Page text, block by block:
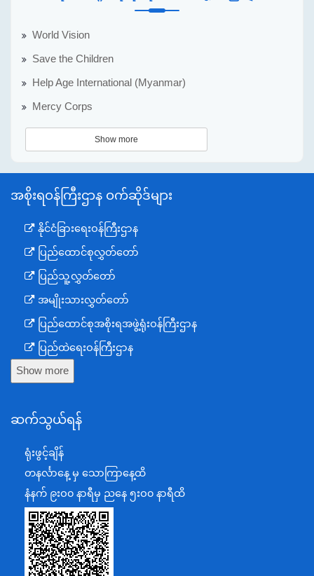
World Vision
Save the Children
Help Age International (Myanmar)
Mercy Corps
Show more
အစိုးရဝန်ကြီးဌာန ဝက်ဆိုဒ်များ
နိုင်ငံခြားရေးဝန်ကြီးဌာန
ပြည်ထောင်စုလွှတ်တော်
ပြည်သူ့လွှတ်တော်
အမျိုးသားလွှတ်တော်
ပြည်ထောင်စုအစိုးရအဖွဲ့ရုံးဝန်ကြီးဌာန
ပြည်ထဲရေးဝန်ကြီးဌာန
ကာကွယ်ရေးဝန်ကြီးဌာန
စီမံကိန်း၊ဘဏ္ဍာရေးနှင့်စက်မှုဝန်ကြီးဌာန
အပြည်ပြည်ဆိုင်ရာပူးပေါင်းဆောင်ရွက်ရေးဝန်ကြီးဌာန
ပြန်ကြားရေးဝန်ကြီးဌာန
သာသနာရေးနှင့် ယဉ်ကျေးမှုဝန်ကြီးဌာန
စိုက်ပျိုးရေး၊မွေးမြူရေးနှင့်ဆည်မြောင်းဝန်ကြီးဌာန
ပို့ဆောင်ရေးနှင့်ဆက်သွယ်ရေးဝန်ကြီးဌာန
Show more
ဆက်သွယ်ရန်
ရုံးဖွင့်ချိန်
တနင်္လာနေ့ မှ သောကြာနေ့ထိ
နံနက် ၉းဝ၀ နာရီမှ ညနေ ၅းဝ၀ နာရီထိ